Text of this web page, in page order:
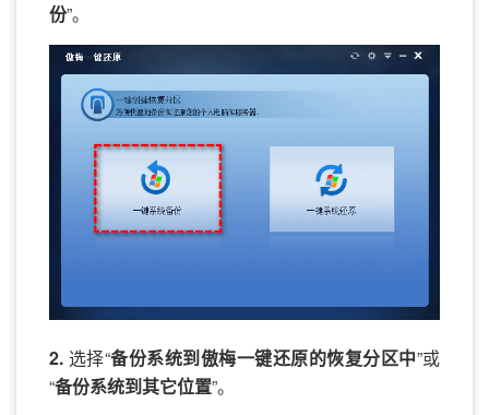
份”。
2. 选择“备份系统到傲梅一键还原的恢复分区中”或
“备份系统到其它位置”。